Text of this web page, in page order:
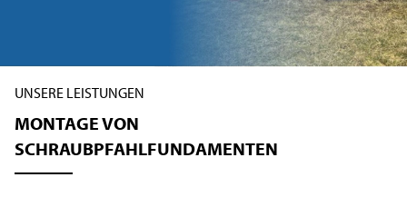
UNSERE LEISTUNGEN
MONTAGE VON
SCHRAUBPFAHLFUNDAMENTEN